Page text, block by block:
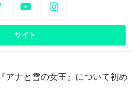
アナと雪の女王』について初め